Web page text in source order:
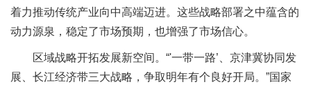
着力推动传统产业向中高端迈进。这些战略部署之中蕴含的
动力源泉，稳定了市场预期，也增强了市场信心。
区域战略开拓发展新空间。“'一带一路’、京津冀协同发
展、长江经济带三大战略，争取明年有个良好开局。”国家